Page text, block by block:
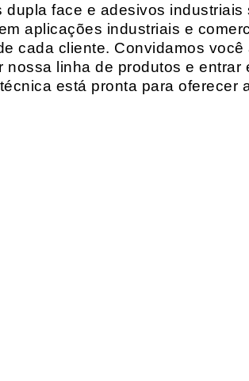
face e adesivos
aplicações industriais e
cada cliente. Convidamos
nossa linha de produtos e
está pronta para oferecer